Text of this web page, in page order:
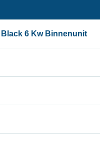
6 Kw Binnenunit